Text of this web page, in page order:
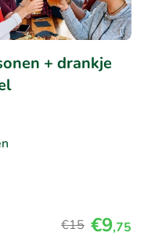
+ drankje
€15 €9,75